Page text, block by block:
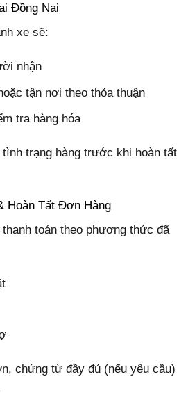
Đồng Nai
xe sẽ:
nhận
tận nơi theo thỏa thuận
tra hàng hóa
trạng hàng trước khi hoàn tất
Hoàn Tất Đơn Hàng
thanh toán theo phương thức đã
chứng từ đầy đủ (nếu yêu cầu)